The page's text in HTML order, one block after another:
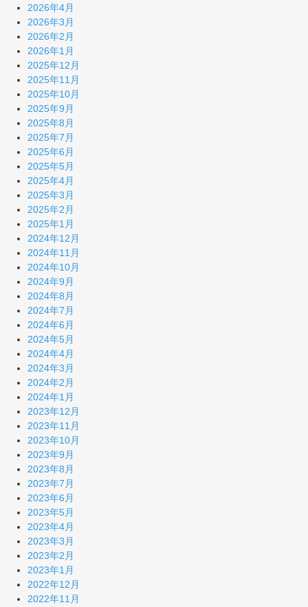
2026年4月
2026年3月
2026年2月
2026年1月
2025年12月
2025年11月
2025年10月
2025年9月
2025年8月
2025年7月
2025年6月
2025年5月
2025年4月
2025年3月
2025年2月
2025年1月
2024年12月
2024年11月
2024年10月
2024年9月
2024年8月
2024年7月
2024年6月
2024年5月
2024年4月
2024年3月
2024年2月
2024年1月
2023年12月
2023年11月
2023年10月
2023年9月
2023年8月
2023年7月
2023年6月
2023年5月
2023年4月
2023年3月
2023年2月
2023年1月
2022年12月
2022年11月